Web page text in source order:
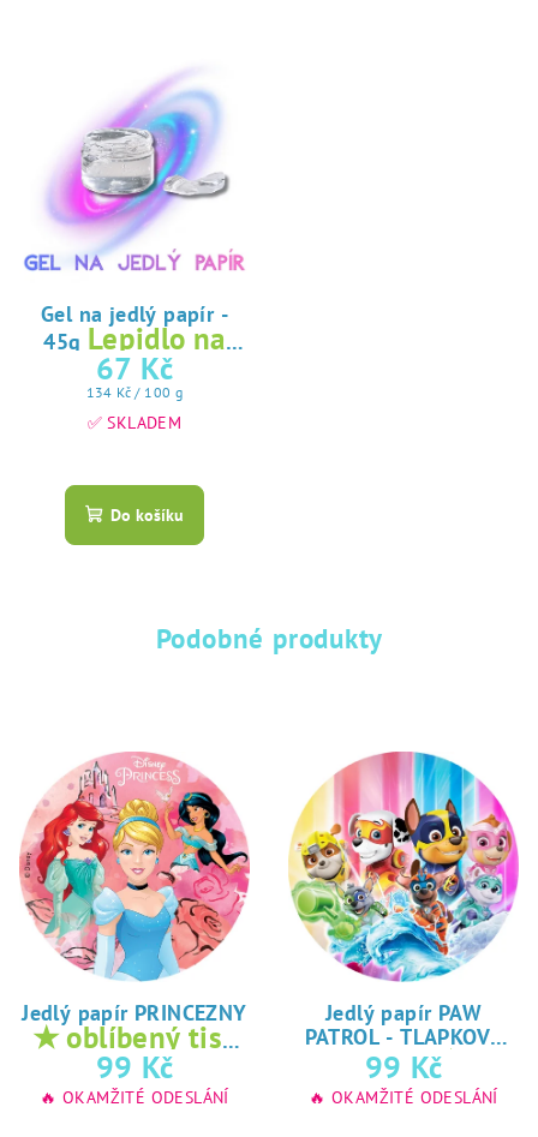
Gel na jedlý papír -
45g Lepidlo na
jedlý papír
67 Kč
Měrná
cena:
134 Kč / 100 g
✅ SKLADEM
hodnocení
produktu
hvězdiček.
Do košíku
Podobné produkty
Jedlý papír PRINCEZNY
★ oblíbený tisk
na jedlý papír
99 Kč
🔥 OKAMŽITÉ ODESLÁNÍ
Jedlý papír PAW
PATROL - TLAPKOVÁ
PATROLA★
oblíbený tisk na
jedlý papír
99 Kč
🔥 OKAMŽITÉ ODESLÁNÍ